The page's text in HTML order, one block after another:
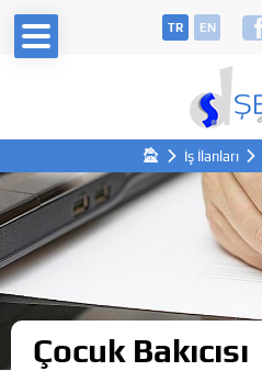
TR EN
İş İlanları
Çocuk Bakıcısı